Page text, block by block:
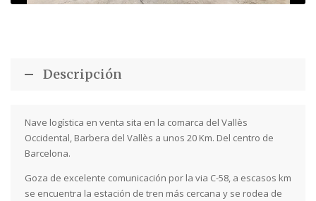
Descripción
Nave logística en venta sita en la comarca del Vallès
Occidental, Barbera del Vallès a unos 20 Km. Del centro de
Barcelona.
Goza de excelente comunicación por la via C-58, a escasos km
se encuentra la estación de tren más cercana y se rodea de